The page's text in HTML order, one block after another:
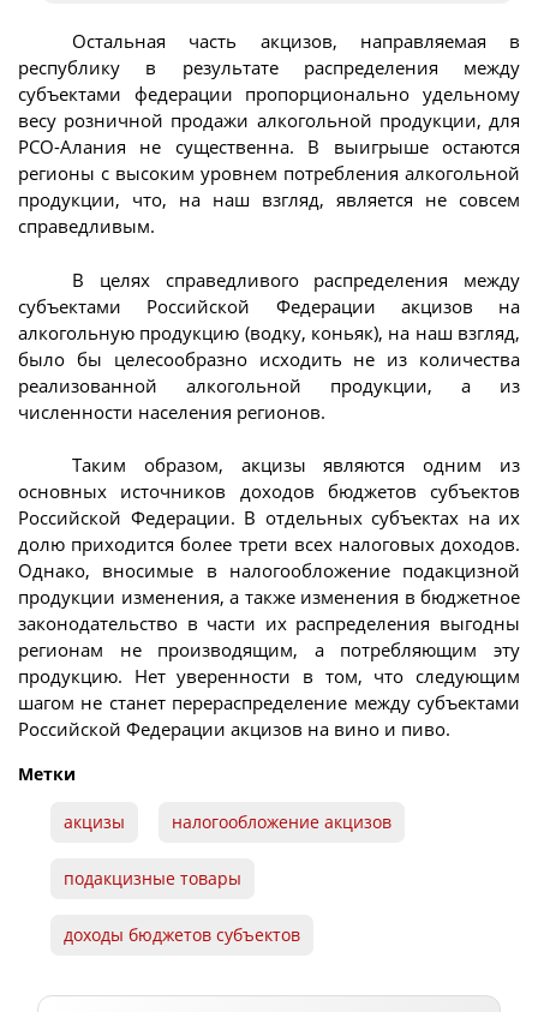
Остальная часть акцизов, направляемая в
республику в результате распределения между
субъектами федерации пропорционально удельному
весу розничной продажи алкогольной продукции, для
РСО-Алания не существенна. В выигрыше остаются
регионы с высоким уровнем потребления алкогольной
продукции, что, на наш взгляд, является не совсем
справедливым.
В целях справедливого распределения между
субъектами Российской Федерации акцизов на
алкогольную продукцию (водку, коньяк), на наш взгляд,
было бы целесообразно исходить не из количества
реализованной алкогольной продукции, а из
численности населения регионов.
Таким образом, акцизы являются одним из
основных источников доходов бюджетов субъектов
Российской Федерации. В отдельных субъектах на их
долю приходится более трети всех налоговых доходов.
Однако, вносимые в налогообложение подакцизной
продукции изменения, а также изменения в бюджетное
законодательство в части их распределения выгодны
регионам не производящим, а потребляющим эту
продукцию. Нет уверенности в том, что следующим
шагом не станет перераспределение между субъектами
Российской Федерации акцизов на вино и пиво.
Метки
акцизы налогообложение акцизов
подакцизные товары
доходы бюджетов субъектов